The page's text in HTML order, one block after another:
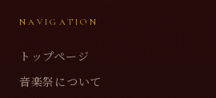
NAVIGATION
トップページ
音楽祭について